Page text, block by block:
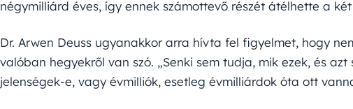
négymilliárd éves, így ennek számottevő részét átélhette a
Dr. Arwen Deuss ugyanakkor arra hívta fel figyelmet, hogy
valóban hegyekről van szó. „Senki sem tudja, mik ezek, és
jelenségek-e, vagy évmilliók, esetleg évmilliárdok óta ott